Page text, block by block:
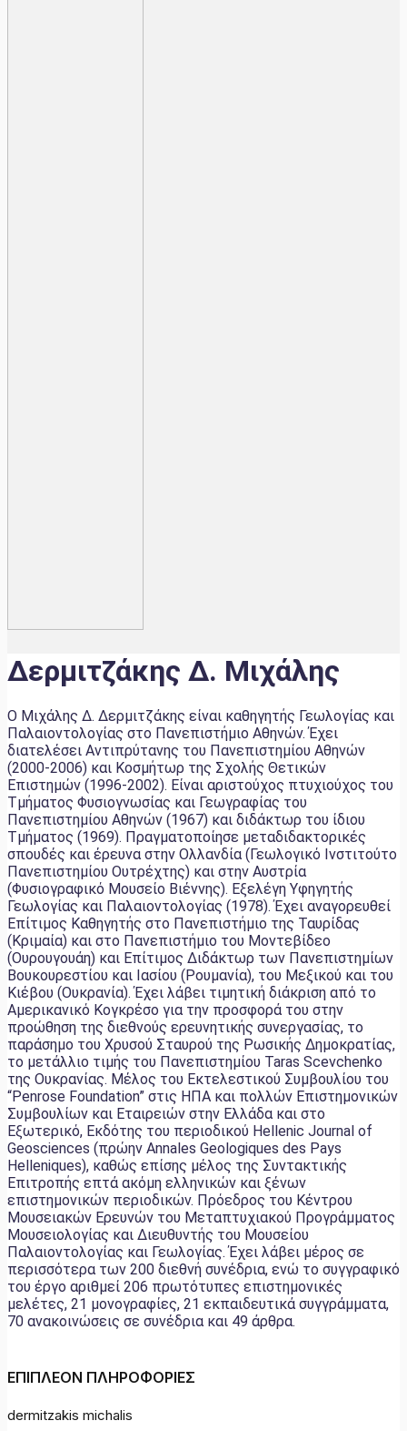
Δερμιτζάκης Δ. Μιχάλης
Ο Μιχάλης Δ. Δερμιτζάκης είναι καθηγητής Γεωλογίας και
Παλαιοντολογίας στο Πανεπιστήμιο Αθηνών. Έχει
διατελέσει Αντιπρύτανης του Πανεπιστημίου Αθηνών
(2000-2006) και Κοσμήτωρ της Σχολής Θετικών
Επιστημών (1996-2002). Είναι αριστούχος πτυχιούχος του
Τμήματος Φυσιογνωσίας και Γεωγραφίας του
Πανεπιστημίου Αθηνών (1967) και διδάκτωρ του ίδιου
Τμήματος (1969). Πραγματοποίησε μεταδιδακτορικές
σπουδές και έρευνα στην Ολλανδία (Γεωλογικό Ινστιτούτο
Πανεπιστημίου Ουτρέχτης) και στην Αυστρία
(Φυσιογραφικό Μουσείο Βιέννης). Εξελέγη Υφηγητής
Γεωλογίας και Παλαιοντολογίας (1978). Έχει αναγορευθεί
Επίτιμος Καθηγητής στο Πανεπιστήμιο της Ταυρίδας
(Κριμαία) και στο Πανεπιστήμιο του Μοντεβίδεο
(Ουρουγουάη) και Επίτιμος Διδάκτωρ των Πανεπιστημίων
Βουκουρεστίου και Ιασίου (Ρουμανία), του Μεξικού και του
Κιέβου (Ουκρανία). Έχει λάβει τιμητική διάκριση από το
Αμερικανικό Κογκρέσο για την προσφορά του στην
προώθηση της διεθνούς ερευνητικής συνεργασίας, το
παράσημο του Χρυσού Σταυρού της Ρωσικής Δημοκρατίας,
το μετάλλιο τιμής του Πανεπιστημίου Taras Scevchenko
της Ουκρανίας. Μέλος του Εκτελεστικού Συμβουλίου του
“Penrose Foundation” στις ΗΠΑ και πολλών Επιστημονικών
Συμβουλίων και Εταιρειών στην Ελλάδα και στο
Εξωτερικό, Εκδότης του περιοδικού Hellenic Journal of
Geosciences (πρώην Annales Geologiques des Pays
Helleniques), καθώς επίσης μέλος της Συντακτικής
Επιτροπής επτά ακόμη ελληνικών και ξένων
επιστημονικών περιοδικών. Πρόεδρος του Κέντρου
Μουσειακών Ερευνών του Μεταπτυχιακού Προγράμματος
Μουσειολογίας και Διευθυντής του Μουσείου
Παλαιοντολογίας και Γεωλογίας. Έχει λάβει μέρος σε
περισσότερα των 200 διεθνή συνέδρια, ενώ το συγγραφικό
του έργο αριθμεί 206 πρωτότυπες επιστημονικές
μελέτες, 21 μονογραφίες, 21 εκπαιδευτικά συγγράμματα,
70 ανακοινώσεις σε συνέδρια και 49 άρθρα.
ΕΠΙΠΛΕΟΝ ΠΛΗΡΟΦΟΡΙΕΣ
dermitzakis michalis